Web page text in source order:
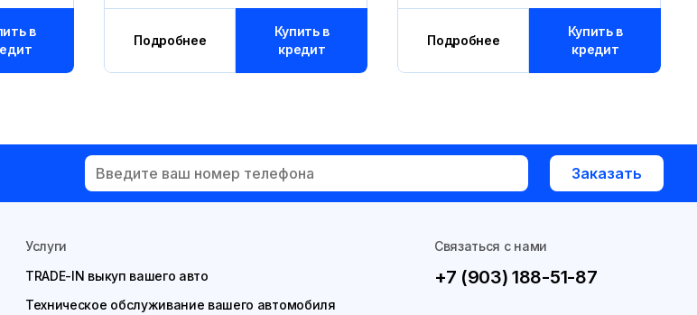
в
Подробнее
Купить в
кредит
Подробнее
Купить в
кредит
Заказать
Услуги
TRADE-IN выкуп вашего авто
Техническое обслуживание вашего автомобиля
Связаться с нами
+7 (903) 188-51-87